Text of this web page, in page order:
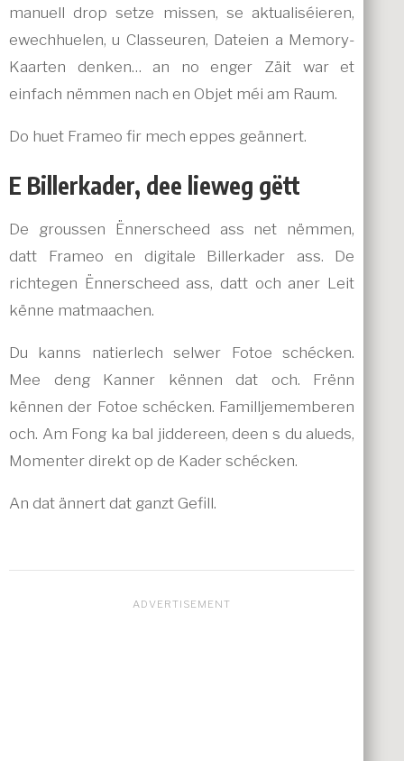
manuell drop setze missen, se aktualiséieren,
ewechhuelen, u Classeuren, Dateien a Memory-
Kaarten denken… an no enger Zäit war et
einfach nëmmen nach en Objet méi am Raum.
Do huet Frameo fir mech eppes geännert.
E Billerkader, dee lieweg gëtt
De groussen Ënnerscheed ass net nëmmen,
datt Frameo en digitale Billerkader ass. De
richtegen Ënnerscheed ass, datt och aner Leit
kënne matmaachen.
Du kanns natierlech selwer Fotoe schécken.
Mee deng Kanner kënnen dat och. Frënn
kënnen der Fotoe schécken. Familljememberen
och. Am Fong ka bal jiddereen, deen s du alueds,
Momenter direkt op de Kader schécken.
An dat ännert dat ganzt Gefill.
ADVERTISEMENT